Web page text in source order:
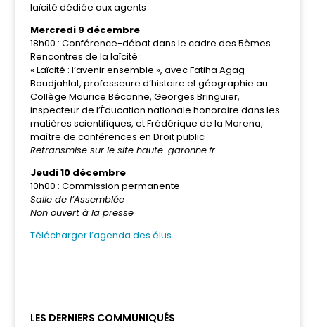
laïcité dédiée aux agents
Mercredi 9 décembre
18h00 : Conférence-débat dans le cadre des 5èmes
Rencontres de la laïcité :
« Laïcité : l’avenir ensemble », avec Fatiha Agag-
Boudjahlat, professeure d’histoire et géographie au
Collège Maurice Bécanne, Georges Bringuier,
inspecteur de l’Éducation nationale honoraire dans les
matières scientifiques, et Frédérique de la Morena,
maître de conférences en Droit public
Retransmise sur le site haute-garonne.fr
Jeudi 10 décembre
10h00 : Commission permanente
Salle de l’Assemblée
Non ouvert à la presse
Télécharger l’agenda des élus
LES DERNIERS COMMUNIQUÉS